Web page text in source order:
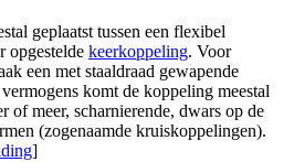
geplaatst tussen een flexibel
opgestelde keerkoppeling. Voor
een met staaldraad gewapende
komt de koppeling meestal
of meer, scharnierende, dwars op de
(zogenaamde kruiskoppelingen).
]